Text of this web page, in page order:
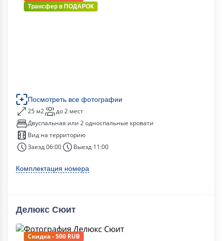
Трансфер в ПОДАРОК
Посмотреть все фотографии
25 м2
до 2 мест
Двуспальная или 2 односпальные кровати
Вид на территорию
Заезд 06:00
Выезд 11:00
Комплектация номера
Делюкс Сюит
Скидка - 500 RUB